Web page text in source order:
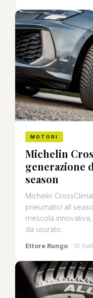
MOTORI
Michelin
generazione
season
Michelin
pneumatici all
mescola
da usurato.
Ettore Rungo · 10